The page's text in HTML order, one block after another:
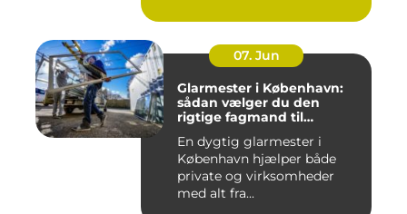
07. Jun
Glarmester i København:
sådan vælger du den
rigtige fagmand til
En dygtig glarmester i
København hjælper både
private og virksomheder
med alt fra...